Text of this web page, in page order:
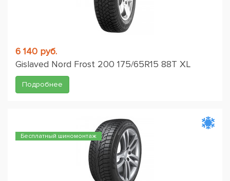
6 140 руб.
Gislaved Nord Frost 200 175/65R15 88T XL
Подробнее
Бесплатный шиномонтаж